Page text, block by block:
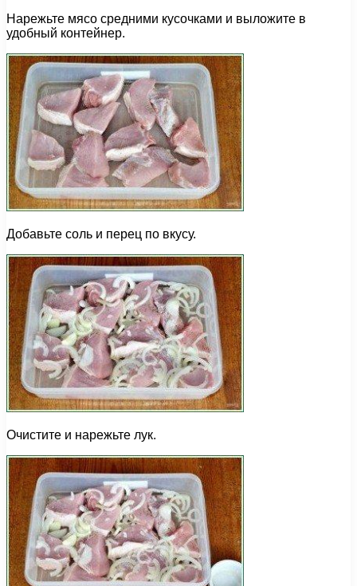
Нарежьте мясо средними кусочками и выложите в
удобный контейнер.
Добавьте соль и перец по вкусу.
Очистите и нарежьте лук.